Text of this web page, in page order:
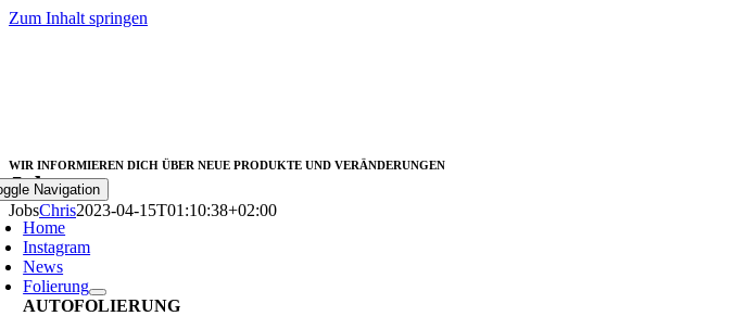
Zum Inhalt springen
Navigation
Home
Instagram
News
Folierung
AUTOFOLIERUNG
WIR INFORMIEREN DICH ÜBER NEUE PRODUKTE UND VERÄNDERUNGEN
Jobs
JobsChris2023-04-15T01:10:38+02:00